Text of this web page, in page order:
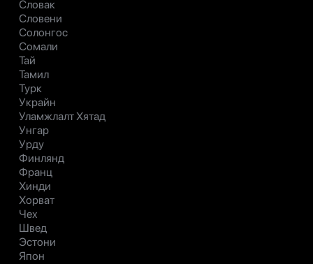
Словак
Словени
Солонгос
Сомали
Тай
Тамил
Турк
Украйн
Уламжлалт Хятад
Унгар
Урду
Финлянд
Франц
Хинди
Хорват
Чех
Швед
Эстони
Япон